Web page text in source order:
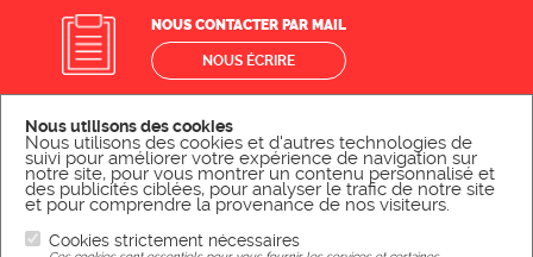
NOUS CONTACTER PAR MAIL
NOUS ÉCRIRE
NOUS CONTACTER PAR TÉLÉPHONE
NOUS APPELER
Nous utilisons des cookies
Nous utilisons des cookies et d'autres technologies de
suivi pour améliorer votre expérience de navigation sur
notre site, pour vous montrer un contenu personnalisé et
des publicités ciblées, pour analyser le trafic de notre site
et pour comprendre la provenance de nos visiteurs.
Cookies strictement nécessaires